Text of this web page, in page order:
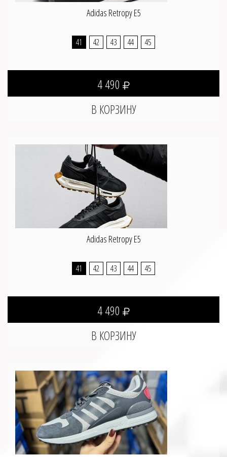
Adidas Retropy E5
41 42 43 44 45
4 490
Adidas Retropy E5
41 42 43 44 45
4 490